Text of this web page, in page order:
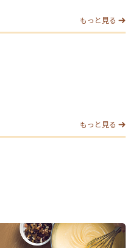
もっと見る
もっと見る